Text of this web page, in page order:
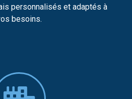
personnalisés et adaptés à
besoins.